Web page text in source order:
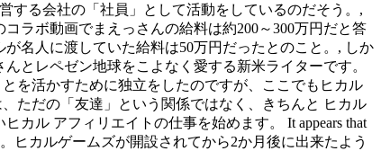
する会社の「社員」として活動をしているのだそう。,
ラボ動画でまえっさんの給料は約200～300万円だと答
名人に渡していた給料は50万円だったとのこと。, しか
とレペゼン地球をこよなく愛する新米ライターです。
を活かすために独立をしたのですが、ここでもヒカル
ただの「友達」という関係ではなく、きちんと ヒカル
カル アフィリエイトの仕事を始めます。 It appears that
ヒカルゲームズが開設されてから2か月後に出来たよう